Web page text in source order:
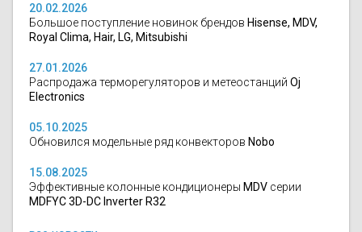
20.02.2026
Большое поступление новинок брендов Hisense, MDV,
Royal Clima, Hair, LG, Mitsubishi
27.01.2026
Распродажа терморегуляторов и метеостанций Oj
Electronics
05.10.2025
Обновился модельные ряд конвекторов Nobo
15.08.2025
Эффективные колонные кондиционеры MDV серии
MDFYC 3D-DC Inverter R32